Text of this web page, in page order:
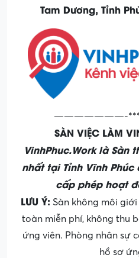
Tam Dương, Tỉnh
———————-
SÀN VIỆC LÀM
VinhPhuc.Work là Sàn
nhất tại Tỉnh Vĩnh
cấp phép hoạt
LƯU Ý: Sàn không môi
toàn miễn phí, không thu
ứng viên. Phòng nhân sự
hồ sơ